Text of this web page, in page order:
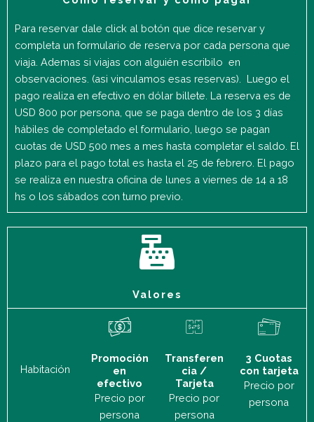
Para reservar dale click al botón que dice reservar y
completa un formulario de reserva por cada persona que
viaja. Ademas si viajas con alguién escribilo en
observaciones. (asi vinculamos esas reservas). Luego el
pago realiza en efectivo en dólar billete. La reserva es de
USD 800 por persona, que se paga dentro de los 3 días
hábiles de completado el formulario, luego se pagan
cuotas de USD 500 mes a mes hasta completar el saldo. El
plazo para el pago total es hasta el 25 de febrero. El pago
se realiza en nuestra oficina de lunes a viernes de 14 a 18
hs o los sábados con turno previo.
Valores
Habitación
Promoción
en
efectivo
Precio por
persona
Transferen
cia /
Tarjeta
Precio por
persona
3 Cuotas
con tarjeta
Precio por
persona